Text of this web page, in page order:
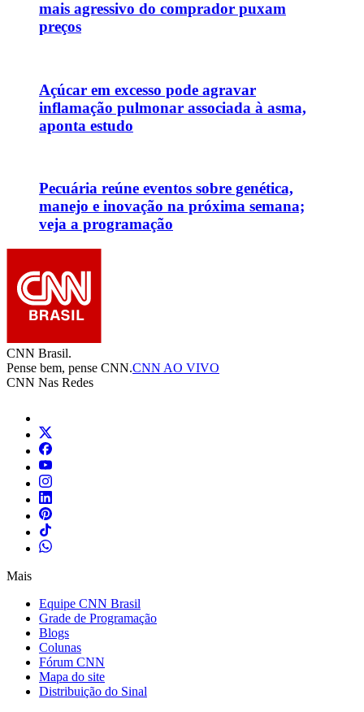
mais agressivo do comprador puxam
preços
Açúcar em excesso pode agravar
inflamação pulmonar associada à asma,
aponta estudo
Pecuária reúne eventos sobre genética,
manejo e inovação na próxima semana;
veja a programação
CNN Brasil.
Pense bem, pense CNN.CNN AO VIVO
CNN Nas Redes
Mais
Equipe CNN Brasil
Grade de Programação
Blogs
Colunas
Fórum CNN
Mapa do site
Distribuição do Sinal